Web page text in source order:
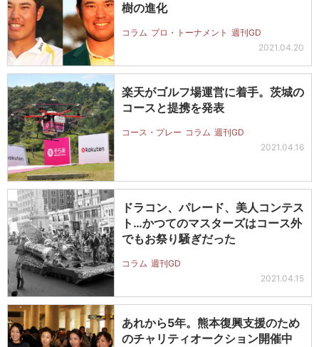
樹の進化
コラム プロ・トーナメント 週刊GD
2021.04.20
楽天がゴルフ場運営に着手。茨城の
コースと提携を発表
コース・プレー コラム 週刊GD
2021.04.16
ドラコン、パレード、美人コンテス
ト…かつてのマスターズはコース外
でもお祭り騒ぎだった
コラム 週刊GD
2021.04.15
あれから5年。熊本復興支援のため
のチャリティオークション開催中